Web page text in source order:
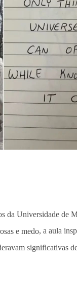
da Universidade de
e medo, a aula
significativas